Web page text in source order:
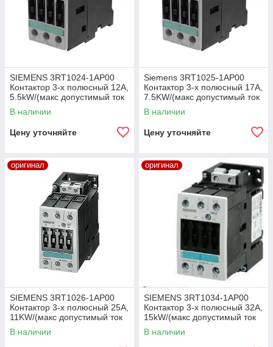
SIEMENS 3RT1024-1AP00
Контактор 3-х полюсный 12А,
5.5kW/(макс допустимый ток
40А) 220V AC
В наличии
Цену уточняйте
Siemens 3RT1025-1AP00
Контактор 3-х полюсный 17А,
7.5KW/(макс допустимый ток
40А) 220V AC
В наличии
Цену уточняйте
оригинал
SIEMENS 3RT1026-1AP00
Контактор 3-х полюсный 25А,
11KW/(макс допустимый ток
40А) 220V AC
В наличии
оригинал
SIEMENS 3RT1034-1AP00
Контактор 3-х полюсный 32А,
15kW/(макс допустимый ток
50А) 220V AC
В наличии